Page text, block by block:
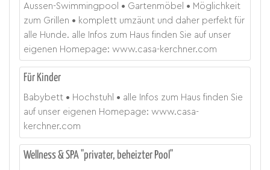
Aussen-Swimmingpool Gartenmöbel
Möglichkeit
zum Grillen
komplett umzäunt und daher perfekt für
alle Hunde. alle Infos zum Haus finden Sie auf unser
eigenen Homepage: www.casa-kerchner.com
Für Kinder
Babybett Hochstuhl
alle Infos zum Haus finden Sie
auf unser eigenen Homepage: www.casa-
kerchner.com
Wellness & SPA "privater, beheizter Pool"